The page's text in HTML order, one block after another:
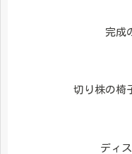
完成
切り株の椅
ディ